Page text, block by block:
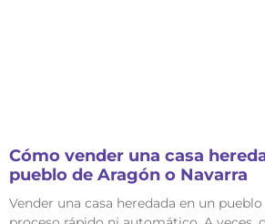
Cómo vender una casa
pueblo de Aragón o Navarra
Vender una casa heredada en un